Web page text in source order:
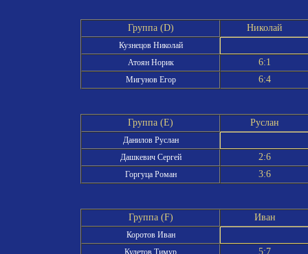
Группа (D) Николай
Кузнецов Николай
Атоян Норик
6:1
Мигунов Егор 6:4
Группа (E) Руслан
Данилов Руслан
Дашкевич Сергей
2:6
Горгуца Роман 3:6
Группа (F) Иван
Коротов Иван
Кулетов Тимур
5:7